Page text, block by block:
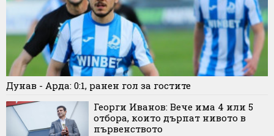
Дунав - Арда: 0:1, ранен гол за гостите
Георги Иванов: Вече има 4 или 5
отбора, които дърпат нивото в
първенството